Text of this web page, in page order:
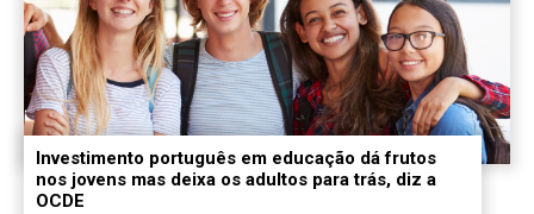
Investimento português em educação dá frutos
nos jovens mas deixa os adultos para trás, diz a
OCDE